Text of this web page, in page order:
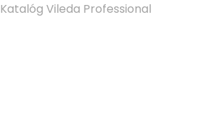
Katalóg Vileda Professional